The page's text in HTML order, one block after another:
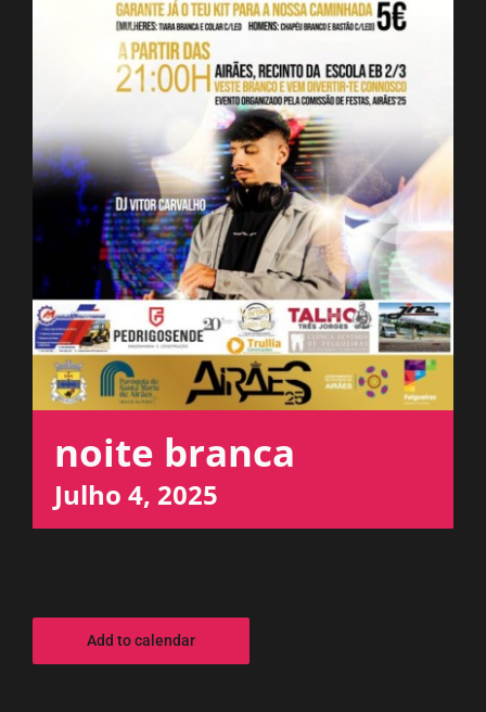
ESPAÇO OUVINTE
CONTACTOS
noite branca
Julho 4, 2025
Add to calendar